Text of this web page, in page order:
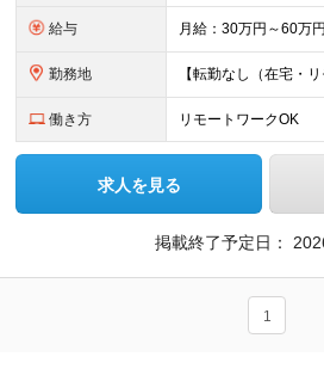
給与
勤務地
働き方 リモートワークOK
求人を見る
掲載終了予定日：
1